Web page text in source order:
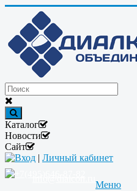
Каталог
Новости
Сайт
Вход | Личный кабинет
Меню